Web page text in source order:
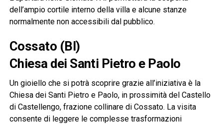
dell’ampio cortile interno della villa e alcune stanze
normalmente non accessibili dal pubblico.
Cossato (BI)
Chiesa dei Santi Pietro e Paolo
Un gioiello che si potrà scoprire grazie all’iniziativa è la
Chiesa dei Santi Pietro e Paolo, in prossimità del Castello
di Castellengo, frazione collinare di Cossato. La visita
consente di leggere le complesse trasformazioni